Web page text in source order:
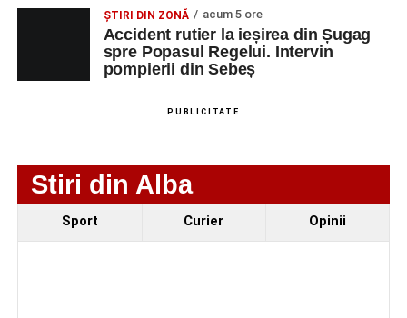
4–6 septembrie 2026: Prima ediție a Transylvania
Fest, la Cetatea Greavilor din Gârbova
Accident rutier la ieșirea din Șugag spre Popasul
Regelui. Intervin pompierii din Sebeș
Biciclist de 70 de ani, rănit într-un accident rutier
ȘTIRI DIN ZONĂ acum 5 ore
Accident rutier la ieșirea din Șugag
spre Popasul Regelui. Intervin
pompierii din Sebeș
PUBLICITATE
Stiri din Alba
Sport Curier Opinii